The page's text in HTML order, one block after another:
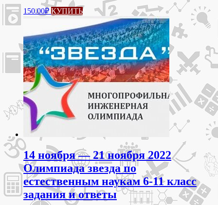
150.00₽ КУПИТЬ
14 ноября — 21 ноября 2022
Олимпиада звезда по
естественным наукам 6-11 класс
задания и ответы